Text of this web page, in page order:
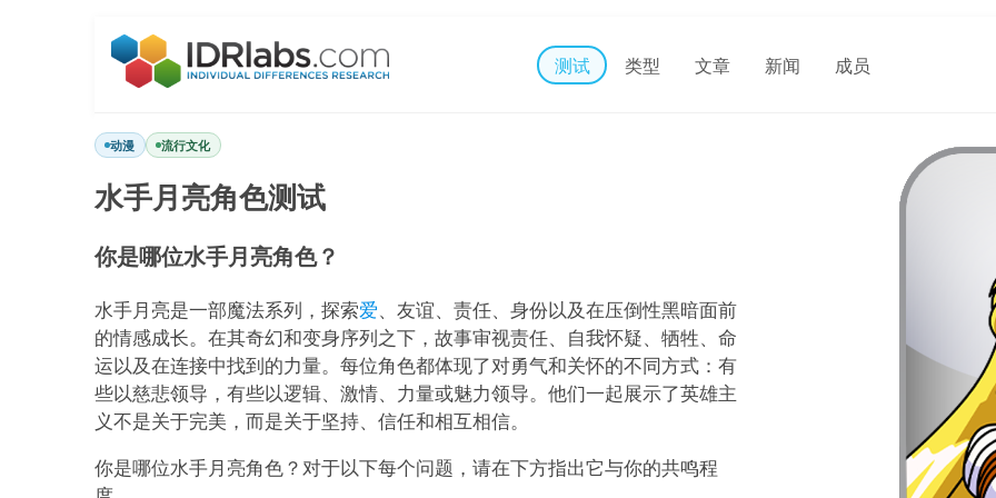
测试 类型 文章 新闻 成员
动漫 流行文化
水手月亮角色测试
你是哪位水手月亮角色？
水手月亮是一部魔法系列，探索爱、友谊、责任、身份以及在压倒性黑暗面前
的情感成长。在其奇幻和变身序列之下，故事审视责任、自我怀疑、牺牲、命
运以及在连接中找到的力量。每位角色都体现了对勇气和关怀的不同方式：有
些以慈悲领导，有些以逻辑、激情、力量或魅力领导。他们一起展示了英雄主
义不是关于完美，而是关于坚持、信任和相互相信。
你是哪位水手月亮角色？对于以下每个问题，请在下方指出它与你的共鸣程